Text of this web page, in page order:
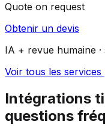
Quote on request
Obtenir un devis
IA + revue humaine
Voir tous les
Intégrations
questions